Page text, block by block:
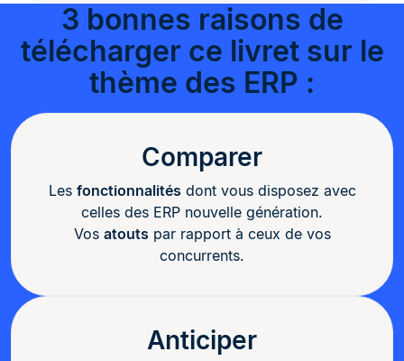
3 bonnes raisons de
télécharger ce livret sur le
thème des ERP :
Comparer
Les fonctionnalités dont vous disposez avec
celles des ERP nouvelle génération.
Vos atouts par rapport à ceux de vos
concurrents.
Anticiper